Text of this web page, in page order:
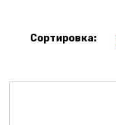
Сортировка: